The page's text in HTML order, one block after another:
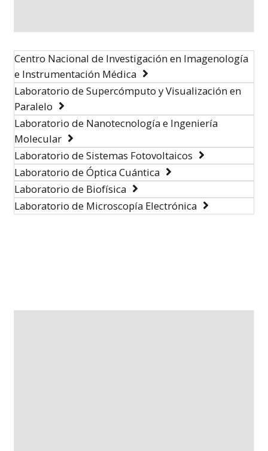
Centro Nacional de Investigación en Imagenología
e Instrumentación Médica
Laboratorio de Supercómputo y Visualización en
Paralelo
Laboratorio de Nanotecnología e Ingeniería
Molecular
Laboratorio de Sistemas Fotovoltaicos
Laboratorio de Óptica Cuántica
Laboratorio de Biofísica
Laboratorio de Microscopía Electrónica